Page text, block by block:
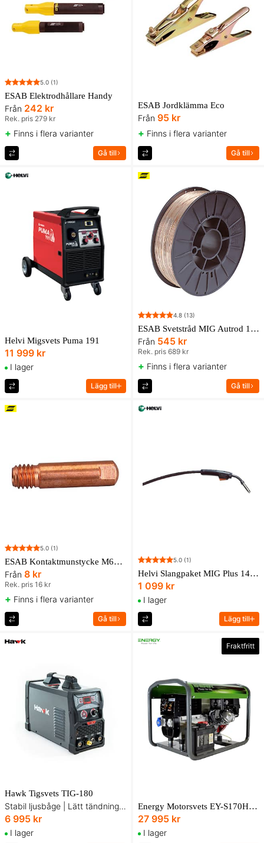
5.0 (1)
ESAB Elektrodhållare Handy
Från 242 kr
Rek. pris 279 kr
+ Finns i flera varianter
Gå till
ESAB Jordklämma Eco
Från 95 kr
+ Finns i flera varianter
Gå till
Helvi Migsvets Puma 191
11 999 kr
I lager
Lägg till
4.8 (13)
ESAB Svetstråd MIG Autrod 12.51
Från 545 kr
Rek. pris 689 kr
+ Finns i flera varianter
Gå till
5.0 (1)
ESAB Kontaktmunstycke M6x25mm
Från 8 kr
Rek. pris 16 kr
+ Finns i flera varianter
Gå till
5.0 (1)
Helvi Slangpaket MIG Plus 14 3m DUAB MIG 183
1 099 kr
I lager
Lägg till
Hawk Tigsvets TIG-180
Stabil ljusbåge | Lätt tändning | Jämn strömreglering
6 995 kr
I lager
Fraktfritt
Energy Motorsvets EY-S170HM Honda bensin
27 995 kr
I lager